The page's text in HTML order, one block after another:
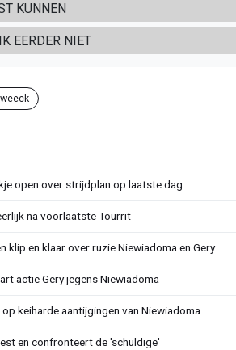
KUNNEN
EERDER NIET
open over strijdplan op laatste dag
na voorlaatste Tourrit
klip en klaar over ruzie Niewiadoma en Gery
actie Gery jegens Niewiadoma
keiharde aantijgingen van Niewiadoma
en confronteert de 'schuldige'